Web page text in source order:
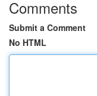
Comments
Submit a Comment
No HTML